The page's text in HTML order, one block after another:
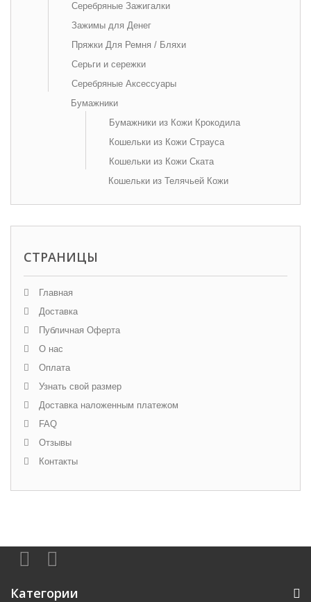
Серебряные Зажигалки
Зажимы для Денег
Пряжки Для Ремня / Бляхи
Серьги и сережки
Серебряные Аксессуары
Бумажники
Бумажники из Кожи Крокодила
Кошельки из Кожи Страуса
Кошельки из Кожи Ската
Кошельки из Телячьей Кожи
СТРАНИЦЫ
Главная
Доставка
Публичная Оферта
О нас
Оплата
Узнать свой размер
Доставка наложенным платежом
FAQ
Отзывы
Контакты
Категории